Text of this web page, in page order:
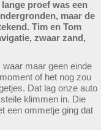
proef was een
maar de
Tim en Tom
zwaar zand,
maar geen einde
of het nog zou
Dat lag onze auto
klimmen in. Die
een ommetje ging dat